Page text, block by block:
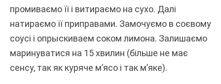
промиваємо її і витираємо на сухо. Далі
натираємо її приправами. Замочуємо в соєвому
соусі і опрыскиваем соком лимона. Залишаємо
маринуватися на 15 хвилин (більше не має
сенсу, так як куряче м’ясо і так м’яке).